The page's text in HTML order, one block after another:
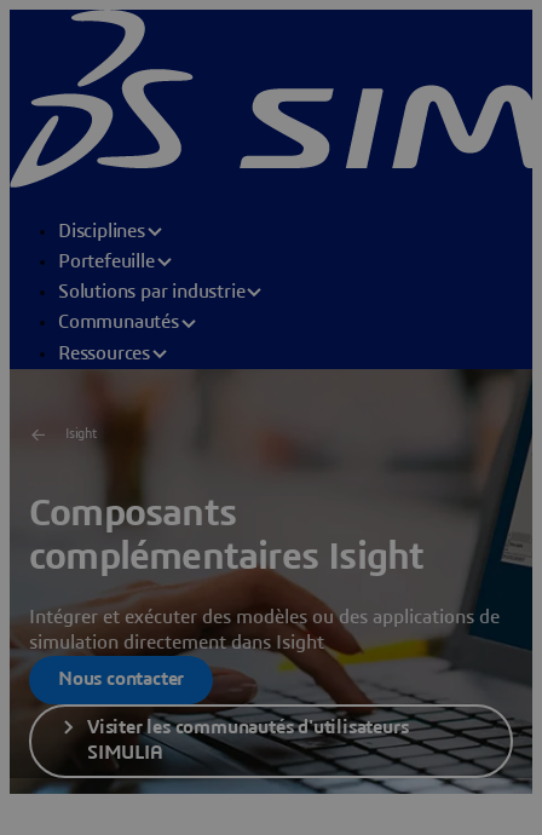
Disciplines
Portefeuille
Solutions par industrie
Communautés
Ressources
Isight
Composants
complémentaires Isight
Intégrer et exécuter des modèles ou des applications de
simulation directement dans Isight
Nous contacter
Visiter les communautés d'utilisateurs
SIMULIA